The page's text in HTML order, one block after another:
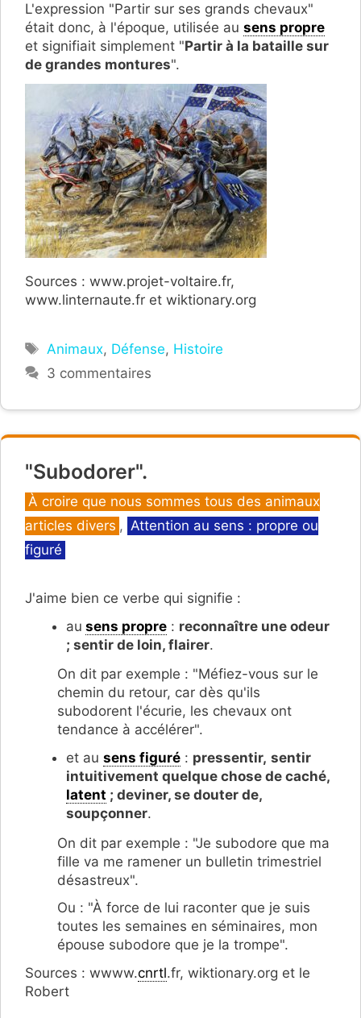
L'expression "Partir sur ses grands chevaux"
était donc, à l'époque, utilisée au sens propre
et signifiait simplement "Partir à la bataille sur
de grandes montures".
Sources : www.projet-voltaire.fr,
www.linternaute.fr et wiktionary.org
Étiquettes
Animaux, Défense, Histoire
3 commentaires
"Subodorer".
Catégories
À croire que nous sommes tous des animaux
articles divers , Attention au sens : propre ou
figuré
J'aime bien ce verbe qui signifie :
au sens propre : reconnaître une odeur
; sentir de loin, flairer.
On dit par exemple : "Méfiez-vous sur le
chemin du retour, car dès qu'ils
subodorent l'écurie, les chevaux ont
tendance à accélérer".
et au sens figuré : pressentir, sentir
intuitivement quelque chose de caché,
latent ; deviner, se douter de,
soupçonner.
On dit par exemple : "Je subodore que ma
fille va me ramener un bulletin trimestriel
désastreux".
Ou : "À force de lui raconter que je suis
toutes les semaines en séminaires, mon
épouse subodore que je la trompe".
Sources : wwww.cnrtl.fr, wiktionary.org et le
Robert